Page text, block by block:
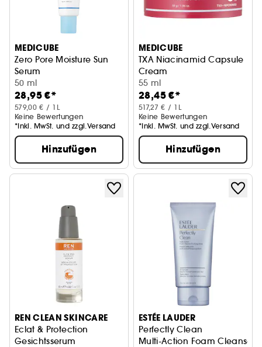
MEDICUBE
Zero Pore Moisture Sun
Serum
Feuchtigkeitsspendendes Gesichtsserum LSF 50+
50 ml
28,95 €*
579,00 € / 1L
Keine Bewertungen
*Inkl. MwSt. und zzgl.Versand
Hinzufügen
MEDICUBE
TXA Niacinamid Capsule
Cream
Teintkorrigierende
55 ml
28,45 €*
517,27 € / 1L
Keine Bewertungen
*Inkl. MwSt. und zzgl.Versand
Hinzufügen
REN CLEAN SKINCARE
Eclat & Protection
Gesichtsserum
ESTÉE LAUDER
Perfectly Clean
Multi-Action Foam Cleanser/